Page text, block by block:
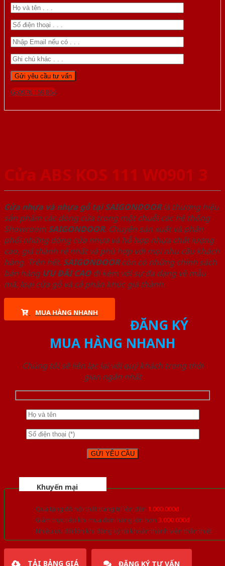
Gọi 0976.169.864
Cửa ABS KOS 111 W0901 3
Cửa nhựa và nhựa gỗ tại SAIGONDOORlà thương hiệu
sản phẩm các dòng cửa trong một chuỗi các hệ thống
Showroom SAIGONDOOR. Chuyên sản xuất và phân
phối những dòng cửa nhựa và hỗ hợp nhựa chất lượng
cao, giá thành rẻ nhất và phù hợp với mọi nhu cầu khách
hàng. Trên hết, SAIGONDOORcòn có những chính sách
bán hàng ƯU ĐÃI CAOđi kèm với sự đa dạng về mẫu
mã, loại cửa gỗ và cả phân khúc giá thành.
MUA HÀNG NHANH
ĐĂNG KÝ
MUA HÀNG NHANH
Chúng tôi sẽ liên lạc lại với quý khách trong thời
gian ngắn nhất
Khuyến mại
Quà tặng đồ nội thất trang trí lên đến 1.000.000đ
Giảm trực tiếp khi mua đơn hàng lớn hơn 3.000.000đ
Nhiều ưu đãi lớn khi đăng ký tài khoản thành viên thân thiết
TẢI BẢNG GIÁ ĐĂNG KÝ TƯ VẤN